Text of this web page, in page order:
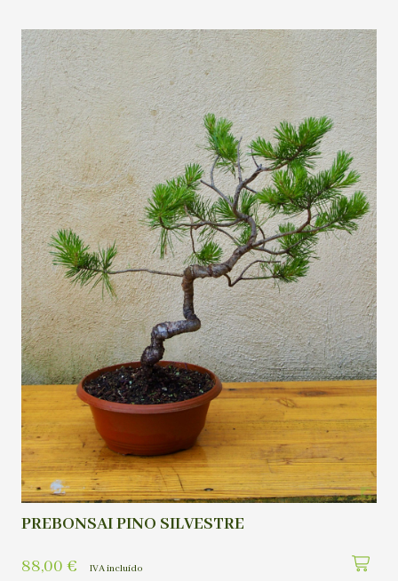
PREBONSAI PINO SILVESTRE
88,00 € IVA incluído